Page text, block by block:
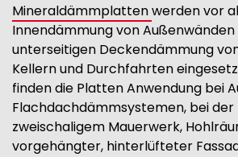
Mineraldämmplattenwerden vor
Innendämmung von
unterseitigen Deckendämmung
Kellern und Durchfahrten
finden die Platten Anwendung bei
Flachdachdämmsystemen, bei der
zweischaligem Mauerwerk,
vorgehängter, hinterlüfteter